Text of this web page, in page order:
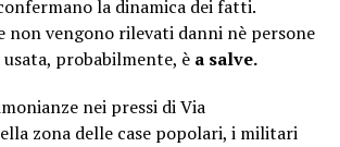
la dinamica dei fatti.
non vengono rilevati danni nè persone
probabilmente, èa salve.
nei pressi di Via
zona delle case popolari, i militari